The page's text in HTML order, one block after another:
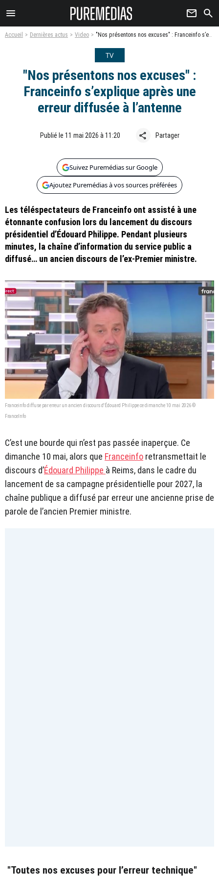
menu newsletter search
Accueil Dernières actus Video "Nos présentons nos excuses" : Franceinfo s’explique après une erreur diffusée à l’antenne
TV
"Nos présentons nos excuses" :
Franceinfo s’explique après une
erreur diffusée à l’antenne
Publié le 11 mai 2026 à 11:20 share Partager
Suivez Puremédias sur Google
Ajoutez Puremédias à vos sources préférées
Les téléspectateurs de Franceinfo ont assisté à une
étonnante confusion lors du lancement du discours
présidentiel d’Édouard Philippe. Pendant plusieurs
minutes, la chaîne d’information du service public a
diffusé… un ancien discours de l’ex-Premier ministre.
Franceinfo diffuse par erreur un ancien discours d'Édouard Philippe ce dimanche 10 mai 2026 ©
FranceInfo
C’est une bourde qui n’est pas passée inaperçue. Ce
dimanche 10 mai, alors que Franceinfo retransmettait le
discours d’Édouard Philippe à Reims, dans le cadre du
lancement de sa campagne présidentielle pour 2027, la
chaîne publique a diffusé par erreur une ancienne prise de
parole de l’ancien Premier ministre.
"Toutes nos excuses pour l’erreur technique"